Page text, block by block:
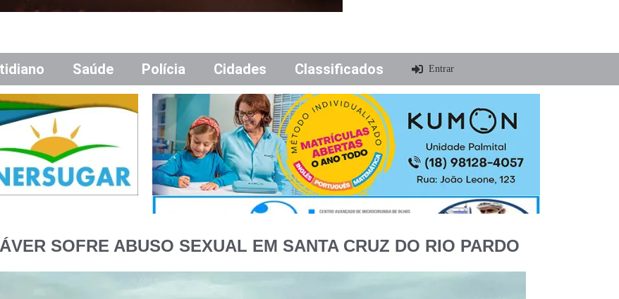
Saúde Polícia Cidades Classificados Entrar
SOFRE ABUSO SEXUAL EM SANTA CRUZ DO RIO PARDO